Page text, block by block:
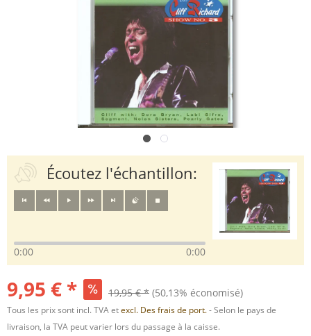
Écoutez l'échantillon:
0:00 0:00
9,95 € * 19,95 € * (50,13% économisé)
Tous les prix sont incl. TVA etexcl. Des frais de port.- Selon le pays de
livraison, la TVA peut varier lors du passage à la caisse.